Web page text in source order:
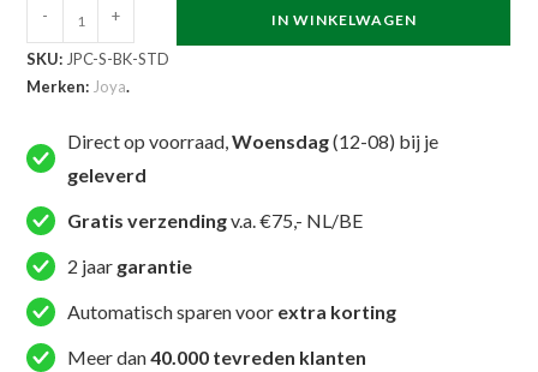
Joya
Performance
CM100
Zwart
Carbon
aantal
- + IN WINKELWAGEN
SKU: JPC-S-BK-STD
Merken: Joya.
Direct op voorraad,Woensdag(12-08) bij je
geleverd
Gratis verzendingv.a. €75,- NL/BE
2 jaar garantie
Automatisch sparen voor extra korting
Meer dan40.000 tevreden klanten